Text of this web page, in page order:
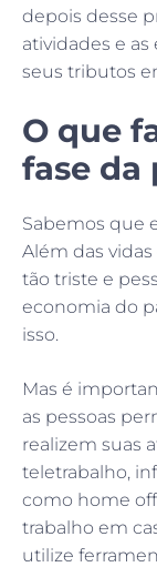
depois desse
atividades e
seus tributos
O que
fase da
Sabemos que
Além das
tão triste e
economia do
isso.
Mas é
as pessoas
realizem suas
teletrabalho,
como home
trabalho em
utilize